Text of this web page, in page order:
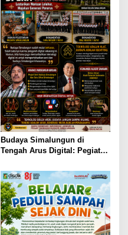
Budaya Simalungun di
Tengah Arus Digital: Pegiat
Generasi Muda Menjaga
Identitas Leluhur